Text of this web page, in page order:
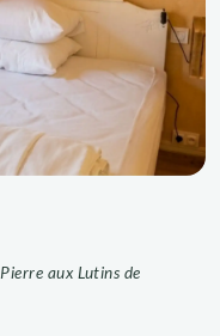
aux Lutins de